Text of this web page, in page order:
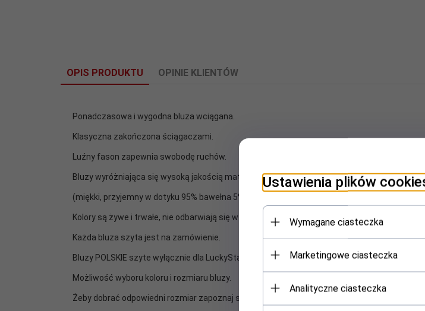
OPIS PRODUKTU OPINIE KLIENTÓW
Ponadczasowa i wygodna bluza wciągana.
Klasyczna zakończona ściągaczami.
Luźny fason zapewnia swobodę ruchów.
Bluzy wyróżniająca się wysoką jakością materiału
(miękki, przyjemny w dotyku 95% bawełna 5% elastan 280g czesana )
Kolory są żywe i trwałe, nie odbarwiają się w praniu.
Każda bluza szyta jest na zamówienie.
Bluzy POLSKIE szyte wyłącznie dla LuckyStar.
Możliwość wyboru koloru i rozmiaru bluzy.
Żeby dobrać odpowiedni rozmiar zapoznaj się z tabelkami rozmiarów.
Ustawienia plików
Wymagane ciasteczka
Marketingowe ciasteczka
Analityczne ciasteczka